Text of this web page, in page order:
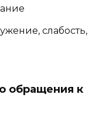
слабость,
обращения к